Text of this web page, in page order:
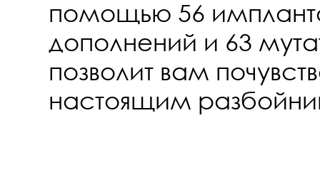
помощью 56
дополнений и 63
позволит вам
настоящим